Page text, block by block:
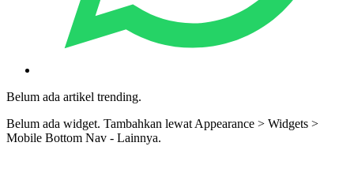
Belum ada artikel trending.
Belum ada widget. Tambahkan lewat Appearance > Widgets >
Mobile Bottom Nav - Lainnya.